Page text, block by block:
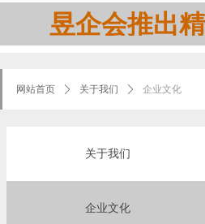
昱企会推出
网站首页 ꄲ 关于我们 ꄲ 企业文化
关于我们
企业文化